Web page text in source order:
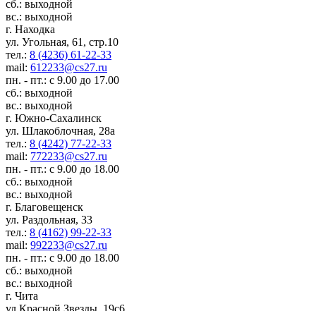
сб.: выходной
вс.: выходной
г. Находка
ул. Угольная, 61, стр.10
тел.: 8 (4236) 61-22-33
mail: 612233@cs27.ru
пн. - пт.: с 9.00 до 17.00
сб.: выходной
вс.: выходной
г. Южно-Сахалинск
ул. Шлакоблочная, 28а
тел.: 8 (4242) 77-22-33
mail: 772233@cs27.ru
пн. - пт.: с 9.00 до 18.00
сб.: выходной
вс.: выходной
г. Благовещенск
ул. Раздольная, 33
тел.: 8 (4162) 99-22-33
mail: 992233@cs27.ru
пн. - пт.: с 9.00 до 18.00
сб.: выходной
вс.: выходной
г. Чита
ул.Красной Звезды, 19с6